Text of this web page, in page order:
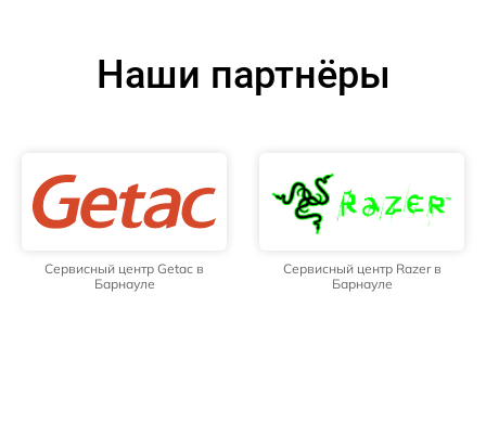
Наши партнёры
Сервисный центр Getac в
Барнауле
Сервисный центр Razer в
Барнауле